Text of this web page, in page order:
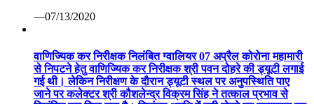
—07/13/2020
वाणिज्यिक कर निरीक्षक निलंबित ग्वालियर 07 अप्रैल कोरोना महामारी
से निपटने हेतु वाणिज्यिक कर निरीक्षक श्री पवन दोहरे की ड्यूटी लगाई
गई थी। लेकिन निरीक्षण के दौरान ड्यूटी स्थल पर अनुपस्थिति पाए
जाने पर कलेक्टर श्री कौशलेन्द्र विक्रम सिंह ने तत्काल प्रभाव से